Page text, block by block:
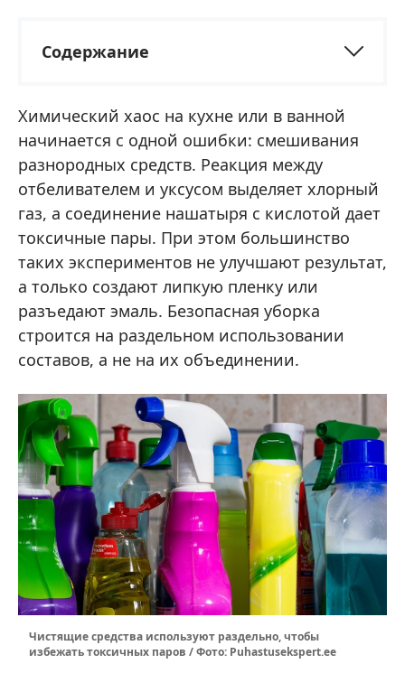
Содержание
Химический хаос на кухне или в ванной
начинается с одной ошибки: смешивания
разнородных средств. Реакция между
отбеливателем и уксусом выделяет хлорный
газ, а соединение нашатыря с кислотой дает
токсичные пары. При этом большинство
таких экспериментов не улучшают результат,
а только создают липкую пленку или
разъедают эмаль. Безопасная уборка
строится на раздельном использовании
составов, а не на их объединении.
Чистящие средства используют раздельно, чтобы
избежать токсичных паров / Фото: Puhastusekspert.ee